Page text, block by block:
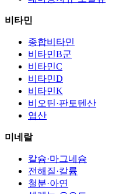
비타민
종합비타민
비타민B군
비타민C
비타민D
비타민K
비오틴·판토텐산
엽산
미네랄
칼슘·마그네슘
전해질·칼륨
철분·아연